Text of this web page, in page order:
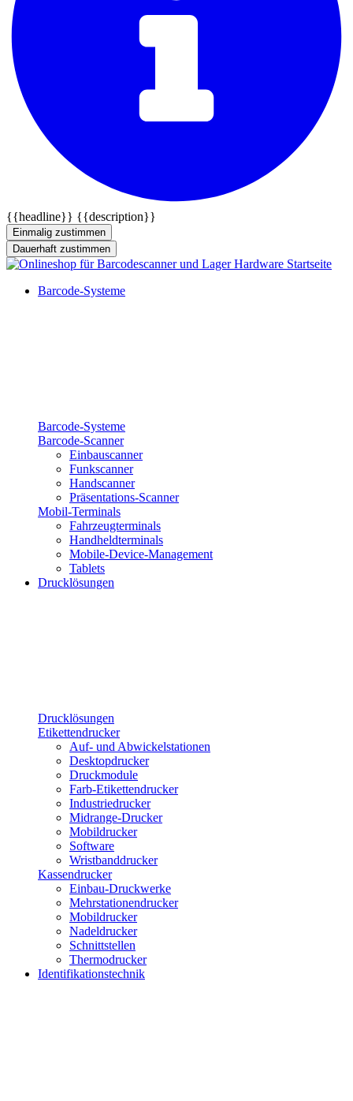
{{headline}} {{description}}
Einmalig zustimmen
Dauerhaft zustimmen
Barcode-Systeme
Barcode-Systeme
Barcode-Scanner
Einbauscanner
Funkscanner
Handscanner
Präsentations-Scanner
Mobil-Terminals
Fahrzeugterminals
Handheldterminals
Mobile-Device-Management
Tablets
Drucklösungen
Drucklösungen
Etikettendrucker
Auf- und Abwickelstationen
Desktopdrucker
Druckmodule
Farb-Etikettendrucker
Industriedrucker
Midrange-Drucker
Mobildrucker
Software
Wristbanddrucker
Kassendrucker
Einbau-Druckwerke
Mehrstationendrucker
Mobildrucker
Nadeldrucker
Schnittstellen
Thermodrucker
Identifikationstechnik